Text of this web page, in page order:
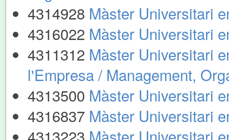
4314928 Màster Universitari
4316022 Màster Universitari
4311312 Màster Universitari
l'Empresa / Management,
4313500 Màster Universitari
4316837 Màster Universitari